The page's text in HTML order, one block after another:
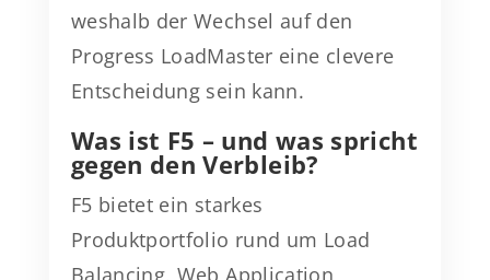
weshalb der Wechsel auf den
Progress LoadMaster eine clevere
Entscheidung sein kann.
Was ist F5 – und was spricht
gegen den Verbleib?
F5 bietet ein starkes
Produktportfolio rund um Load
Balancing, Web Application